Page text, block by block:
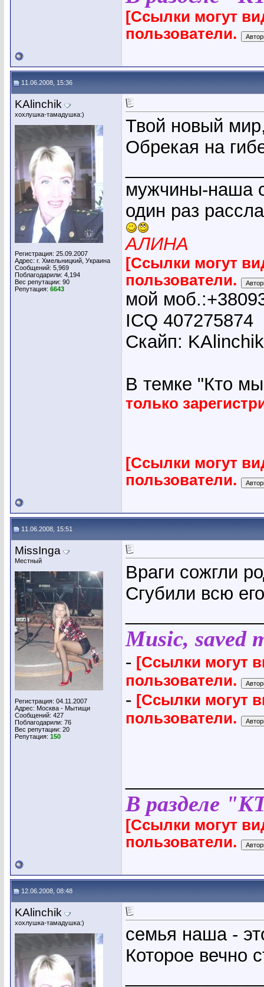
[Ссылки могут
пользователи.
11.06.2008, 15:36
KAlinchik
хохлушка-тамадушка:)
Регистрация: 25.09.2007
Адрес: г. Хмельницкий, Украина
Сообщений: 5,969
Поблагодарили: 4,194
Вес репутации: 90
Репутация: 6643
Твой новый
Обрекая на
мужчины-наша
один раз
АЛИНА
[Ссылки могут
пользователи.
мой
ICQ 407275874
Скайп:
В темке "Кто
только
[Ссылки могут
пользователи.
11.06.2008, 15:51
MissInga
Местный
Регистрация: 04.11.2007
Адрес: Москва - Мытищи
Сообщений: 427
Поблагодарили: 76
Вес репутации: 20
Репутация: 150
Враги сожгли
Сгубили всю
Music, saved
- [Ссылки могут
пользователи.
- [Ссылки могут
пользователи.
В разделе
[Ссылки могут
пользователи.
12.06.2008, 08:48
KAlinchik
хохлушка-тамадушка:)
семья наша -
Которое вечно